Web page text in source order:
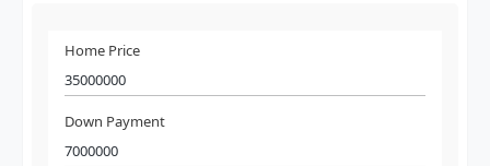
Home Price
Down Payment